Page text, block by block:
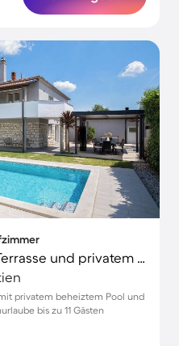
Ferienhaus mit Garten, Terrasse und privatem Pool
privatem beheiztem Pool und
bis zu 11 Gästen